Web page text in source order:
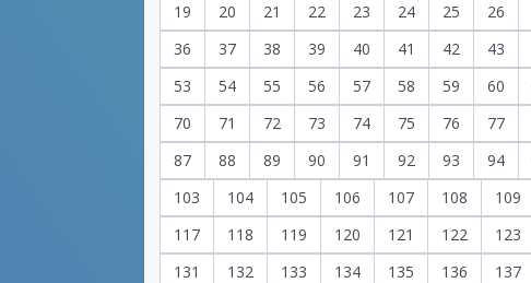
19
20 21 22 23 24 25 26
36
37 38 39 40 41 42 43
53
54 55 56 57 58 59 60
70
71 72 73 74 75 76 77
87
88 89 90 91 92 93 94
103
104 105 106 107 108 109
117
118 119 120 121 122 123
131
132 133 134 135 136 137